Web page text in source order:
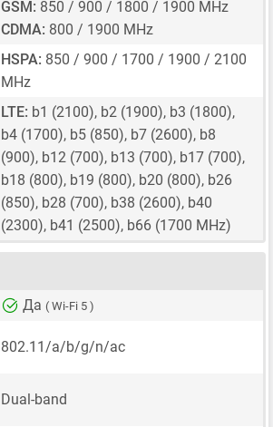
GSM: 850 / 900 / 1800 / 1900 MHz
CDMA: 800 / 1900 MHz
HSPA: 850 / 900 / 1700 / 1900 / 2100
MHz
LTE: b1 (2100), b2 (1900), b3 (1800),
b4 (1700), b5 (850), b7 (2600), b8
(900), b12 (700), b13 (700), b17 (700),
b18 (800), b19 (800), b20 (800), b26
(850), b28 (700), b38 (2600), b40
(2300), b41 (2500), b66 (1700 MHz)
Да ( Wi-Fi 5 )
802.11/a/b/g/n/ac
Dual-band